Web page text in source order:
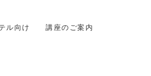
ル向け
講座のご案内